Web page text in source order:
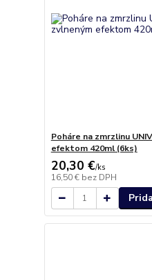
Poháre na zmrzlinu
efektom 420ml (6ks)
20,30 €/ks
16,50 € bez DPH